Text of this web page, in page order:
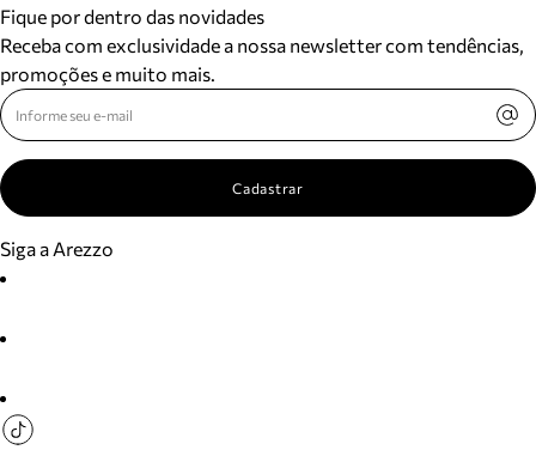
Fique por dentro das novidades
Receba com exclusividade a nossa newsletter com tendências,
promoções e muito mais.
Cadastrar
Siga a Arezzo